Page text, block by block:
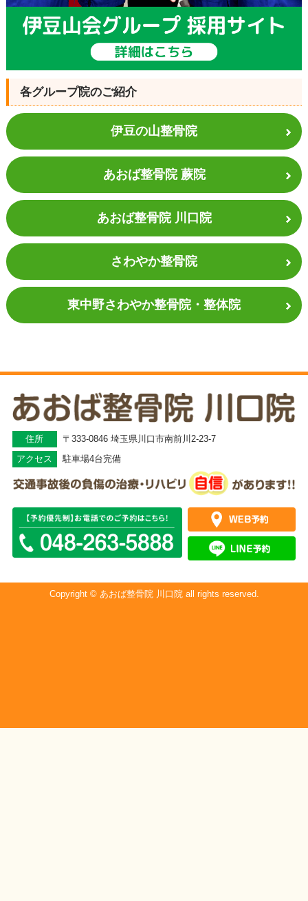
各グループ院のご紹介
伊豆の山整骨院
あおば整骨院 蕨院
あおば整骨院 川口院
さわやか整骨院
東中野さわやか整骨院・整体院
住所
〒333-0846 埼玉県川口市南前川2-23-7
アクセス
駐車場4台完備
Copyright © あおば整骨院 川口院 all rights reserved.